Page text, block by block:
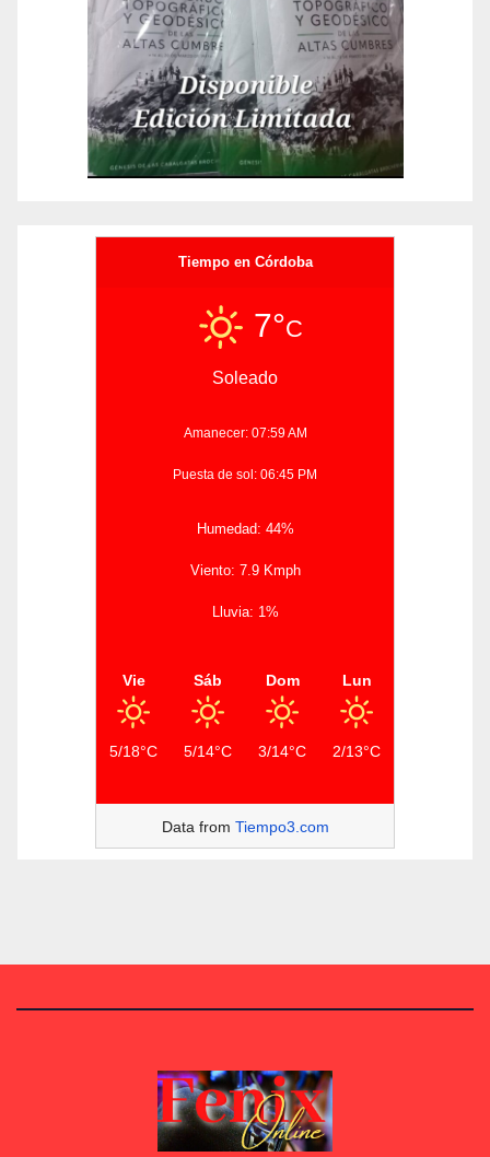
Tiempo en Córdoba
7°C
Soleado
Amanecer: 07:59 AM
Puesta de sol: 06:45 PM
Humedad: 44%
Viento: 7.9 Kmph
Lluvia: 1%
Vie
5/18°C
Sáb
5/14°C
Dom
3/14°C
Lun
2/13°C
Data from Tiempo3.com